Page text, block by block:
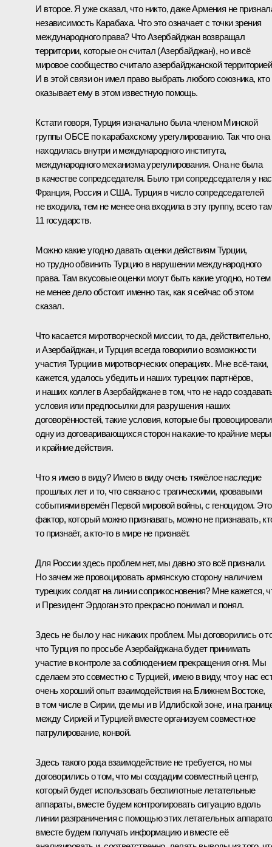
И второе. Я уже сказал, что никто, даже Армения не
независимость Карабаха. Что это означает с точки зрения
международного права? Что Азербайджан возвращал
территории, которые он считал (Азербайджан), но и всё
мировое сообщество считало азербайджанской
И в этой связи он имел право выбрать любого союзника, кто
оказывает ему в этом известную помощь.
Кстати говоря, Турция изначально была членом Минской
группы ОБСЕ по карабахскому урегулированию. Так что она
находилась внутри и международного института,
международного механизма урегулирования. Она не была
в качестве сопредседателя. Было три сопредседателя у
Франция, Россия и США. Турция в число сопредседателей
не входила, тем не менее она входила в эту группу, всего
11 государств.
Можно какие угодно давать оценки действиям Турции,
но трудно обвинить Турцию в нарушении международного
права. Там вкусовые оценки могут быть какие угодно, но тем
не менее дело обстоит именно так, как я сейчас об этом
сказал.
Что касается миротворческой миссии, то да, действительно,
и Азербайджан, и Турция всегда говорили о возможности
участия Турции в миротворческих операциях. Мне всё-таки,
кажется, удалось убедить и наших турецких партнёров,
и наших коллег в Азербайджане в том, что не надо
условия или предпосылки для разрушения наших
договорённостей, такие условия, которые бы провоцировали
одну из договаривающихся сторон на какие-то крайние меры
и крайние действия.
Что я имею в виду? Имею в виду очень тяжёлое наследие
прошлых лет и то, что связано с трагическими, кровавыми
событиями времён Первой мировой войны, с геноцидом. Это
фактор, который можно признавать, можно не признавать,
то признаёт, а кто-то в мире не признаёт.
Для России здесь проблем нет, мы давно это всё признали.
Но зачем же провоцировать армянскую сторону наличием
турецких солдат на линии соприкосновения? Мне кажется,
и Президент Эрдоган это прекрасно понимал и понял.
Здесь не было у нас никаких проблем. Мы договорились о
что Турция по просьбе Азербайджана будет принимать
участие в контроле за соблюдением прекращения огня. Мы
сделаем это совместно с Турцией, имею в виду, что у нас
очень хороший опыт взаимодействия на Ближнем Востоке,
в том числе в Сирии, где мы и в Идлибской зоне, и на
между Сирией и Турцией вместе организуем совместное
патрулирование, конвой.
Здесь такого рода взаимодействие не требуется, но мы
договорились о том, что мы создадим совместный центр,
который будет использовать беспилотные летательные
аппараты, вместе будем контролировать ситуацию вдоль
линии разграничения с помощью этих летательных
вместе будем получать информацию и вместе её